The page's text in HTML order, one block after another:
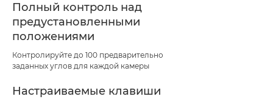
Полный контроль над
предустановленными
положениями
Контролируйте до 100 предварительно
заданных углов для каждой камеры
Настраиваемые клавиши